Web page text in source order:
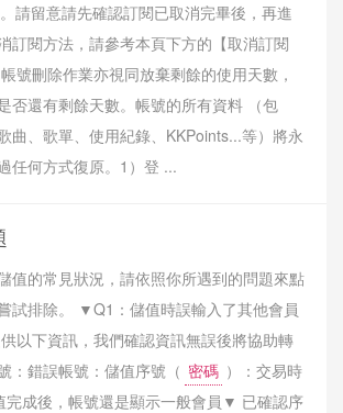
請留意請先確認訂閱已取消完畢後，再進
訂閱方法，請參考本頁下方的【取消訂閱
號刪除作業亦視同放棄剩餘的使用天數，
否還有剩餘天數。帳號的所有資料 （包
曲、歌單、使用紀錄、KKPoints...等）將永
任何方式復原。1）登 ...
值的常見狀況，請依照你所遇到的問題來點
試排除。 ▼Q1：儲值時誤輸入了其他會員
以下資訊，我們確認資訊無誤後將協助轉
：錯誤帳號：儲值序號（ 密碼 ）：交易時
成後，帳號還是顯示一般會員▼ 已確認序